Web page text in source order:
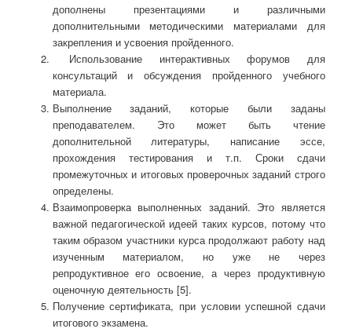
дополнены презентациями и различными
дополнительными методическими материалами для
закрепления и усвоения пройденного.
Использование интерактивных форумов для
консультаций и обсуждения пройденного учебного
материала.
Выполнение заданий, которые были заданы
преподавателем. Это может быть чтение
дополнительной литературы, написание эссе,
прохождения тестирования и т.п. Сроки сдачи
промежуточных и итоговых проверочных заданий строго
определены.
Взаимопроверка выполненных заданий. Это является
важной педагогической идеей таких курсов, потому что
таким образом участники курса продолжают работу над
изученным материалом, но уже не через
репродуктивное его освоение, а через продуктивную
оценочную деятельность [5].
Получение сертификата, при условии успешной сдачи
итогового экзамена.